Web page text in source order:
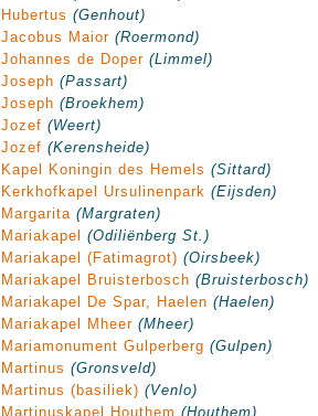
Hubertus (Genhout)
Jacobus Maior (Roermond)
Johannes de Doper (Limmel)
Joseph (Passart)
Joseph (Broekhem)
Jozef (Weert)
Jozef (Kerensheide)
Kapel Koningin des Hemels (Sittard)
Kerkhofkapel Ursulinenpark (Eijsden)
Margarita (Margraten)
Mariakapel
(Odiliënberg St.)
Mariakapel (Fatimagrot) (Oirsbeek)
Mariakapel Bruisterbosch (Bruisterbosch)
Mariakapel De Spar, Haelen (Haelen)
Mariakapel Mheer (Mheer)
Mariamonument Gulperberg (Gulpen)
Martinus (Gronsveld)
Martinus (basiliek) (Venlo)
Martinuskapel Houthem (Houthem)